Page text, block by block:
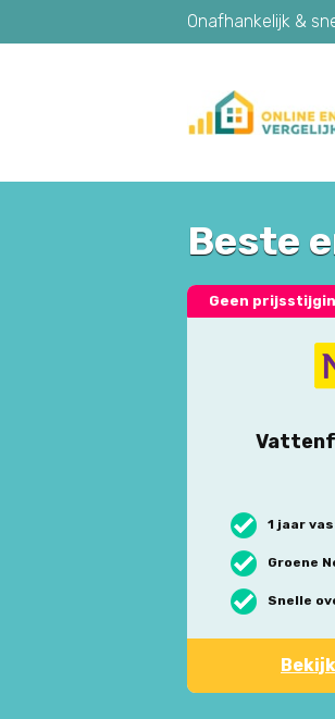
Onafhankelijk &
Beste
Geen
1 jaar
Groene
Snelle